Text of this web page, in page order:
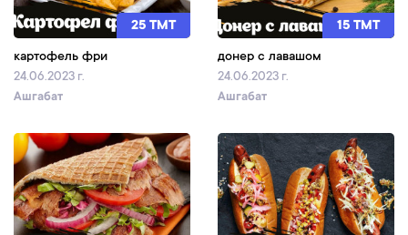
25 TMT
картофель фри
24.06.2023 г.
Ашгабат
15 TMT
донер с лавашом
24.06.2023 г.
Ашгабат